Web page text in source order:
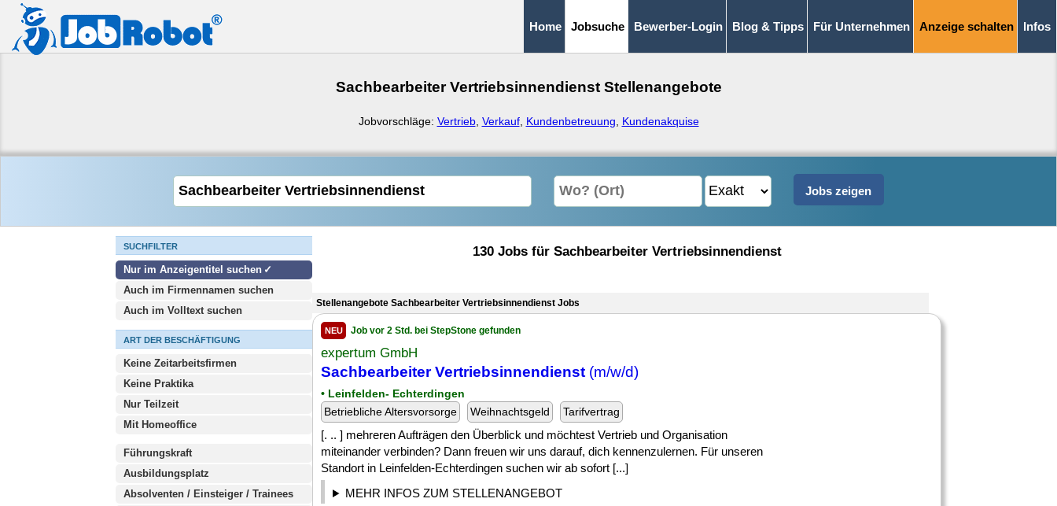
Home Jobsuche Bewerber-Login Blog & Tipps Für Unternehmen Anzeige schalten Infos
Sachbearbeiter Vertriebsinnendienst Stellenangebote
Jobvorschläge: Vertrieb, Verkauf, Kundenbetreuung Kundenakquise
SUCHFILTER
Nur im Anzeigentitel suchen
Auch im Firmennamen suchen
Auch im Volltext suchen
ART DER BESCHÄFTIGUNG
Keine Zeitarbeitsfirmen
Keine Praktika
Nur Teilzeit
Mit Homeoffice
Führungskraft
Ausbildungsplatz
Absolventen / Einsteiger / Trainees
130 Jobs für Sachbearbeiter Vertriebsinnendienst
Stellenangebote Sachbearbeiter Vertriebsinnendienst Jobs
NEU Job vor 2 Std. bei StepStone gefunden
expertum GmbH
Sachbearbeiter Vertriebsinnendienst (m/w/d)
• Leinfelden- Echterdingen
Betriebliche Altersvorsorge
Weihnachtsgeld Tarifvertrag
[. .. ] mehreren Aufträgen den Überblick und möchtest Vertrieb und Organisation
miteinander verbinden? Dann freuen wir uns darauf, dich kennenzulernen. Für unseren
Standort in Leinfelden-Echterdingen suchen wir ab sofort [...]
MEHR INFOS ZUM STELLENANGEBOT